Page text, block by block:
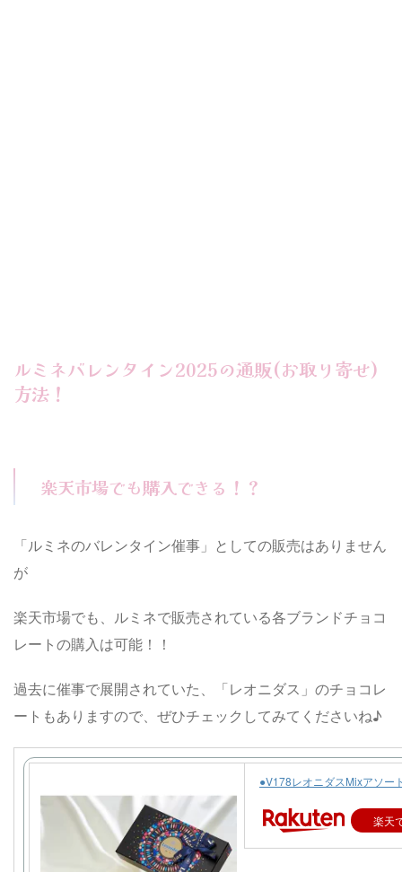
ルミネバレンタイン2025の通販(お取り寄せ)
方法！
楽天市場でも購入できる！？
「ルミネのバレンタイン催事」としての販売はありません
が
楽天市場でも、ルミネで販売されている各ブランドチョコ
レートの購入は可能！！
過去に催事で展開されていた、「レオニダス」のチョコレ
ートもありますので、ぜひチェックしてみてくださいね♪
●V178レオニダスMixアソー
楽天